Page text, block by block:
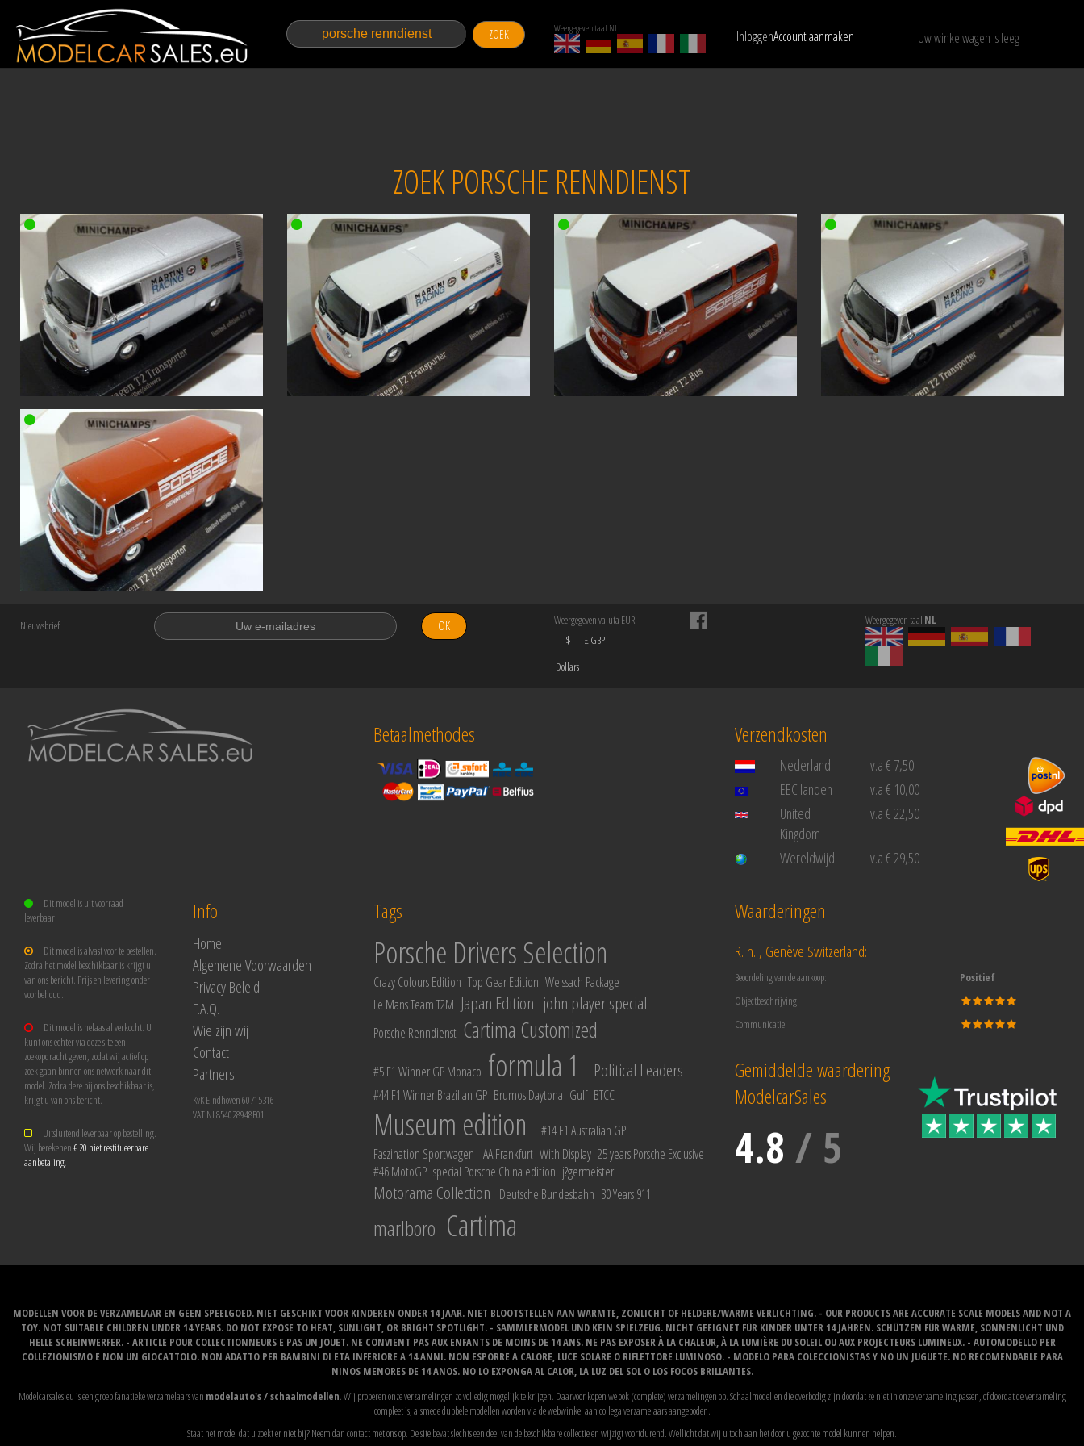
ZOEK Weergegeven taal NL InloggenAccount aanmaken Uw winkelwagen is leeg
Toon alleen beschikbare modellen WISSEN
ZOEK PORSCHE RENNDIENST
Nieuwsbrief OK
Weergegeven valuta EUR
$
Dollars
£ GBP
Weergegeven taal NL
Betaalmethodes Verzendkosten
Nederland
v.a € 7,50
EEC landen
v.a € 10,00
United
Kingdom
v.a € 22,50
Wereldwijd v.a € 29,50
Dit model is uit voorraad
leverbaar.
Dit model is alvast voor te bestellen.
Zodra het model beschikbaar is krijgt u
van ons bericht. Prijs en levering onder
voorbehoud.
Dit model is helaas al verkocht. U
kunt ons echter via deze site een
zoekopdracht geven, zodat wij actief op
zoek gaan binnen ons netwerk naar dit
model. Zodra deze bij ons beschikbaar is,
krijgt u van ons bericht.
Uitsluitend leverbaar op bestelling.
Wij berekenen€ 20 niet restitueerbare
aanbetaling.
Info
Home
Algemene Voorwaarden
Privacy Beleid
F.A.Q.
Wie zijn wij
Contact
Partners
KvK Eindhoven 60715316
VAT NL854028948B01
Tags
Porsche Drivers Selection
Crazy Colours Edition Top Gear Edition Weissach Package
Le Mans Team T2M Japan Edition john player special
Porsche Renndienst Cartima Customized
#5 F1 Winner GP Monaco formula 1 Political Leaders
#44 F1 Winner Brazilian GP Brumos Daytona Gulf BTCC
Museum edition
#14 F1 Australian GP
Faszination Sportwagen IAA Frankfurt With Display 25 years Porsche Exclusive
#46 MotoGP special Porsche China edition j?germeister
Motorama Collection Deutsche Bundesbahn 30 Years 911
marlboro Cartima
Waarderingen
R. h. , Genève Switzerland:
Beoordeling van de aankoop:
Positief
Objectbeschrijving:
Communicatie:
Gemiddelde waardering
ModelcarSales
4.8 / 5
MODELLEN VOOR DE VERZAMELAAR EN GEEN SPEELGOED. NIET GESCHIKT VOOR KINDEREN ONDER 14 JAAR. NIET BLOOTSTELLEN AAN WARMTE, ZONLICHT OF HELDERE/WARME VERLICHTING. - OUR PRODUCTS ARE ACCURATE SCALE MODELS AND NOT A
TOY. NOT SUITABLE CHILDREN UNDER 14 YEARS. DO NOT EXPOSE TO HEAT, SUNLIGHT, OR BRIGHT SPOTLIGHT. - SAMMLERMODEL UND KEIN SPIELZEUG. NICHT GEEIGNET FÜR KINDER UNTER 14 JAHREN. SCHÜTZEN FÜR WARME, SONNENLICHT UND
HELLE SCHEINWERFER. - ARTICLE POUR COLLECTIONNEURS E PAS UN JOUET. NE CONVIENT PAS AUX ENFANTS DE MOINS DE 14 ANS. NE PAS EXPOSER À LA CHALEUR, À LA LUMIÈRE DU SOLEIL OU AUX PROJECTEURS LUMINEUX. - AUTOMODELLO PER
COLLEZIONISMO E NON UN GIOCATTOLO. NON ADATTO PER BAMBINI DI ETA INFERIORE A 14 ANNI. NON ESPORRE A CALORE, LUCE SOLARE O RIFLETTORE LUMINOSO. - MODELO PARA COLECCIONISTAS Y NO UN JUGUETE. NO RECOMENDABLE PARA
NINOS MENORES DE 14 ANOS. NO LO EXPONGA AL CALOR, LA LUZ DEL SOL O LOS FOCOS BRILLANTES.
Modelcarsales.eu is een groep fanatieke verzamelaars van modelauto's / schaalmodellen. Wij proberen onze verzamelingen zo volledig mogelijk te krijgen. Daarvoor kopen we ook (complete) verzamelingen op. Schaalmodellen die overbodig zijn doordat ze niet in onze verzameling passen, of doordat de verzameling
compleet is, alsmede dubbele modellen worden via de webwinkel aan collega verzamelaars aangeboden.
Staat het model dat u zoekt er niet bij? Neem dan contact met ons op. De site bevat slechts een deel van de beschikbare collectie en wijzigt voortdurend. Wellicht dat wij u toch aan het door u gezochte model kunnen helpen.